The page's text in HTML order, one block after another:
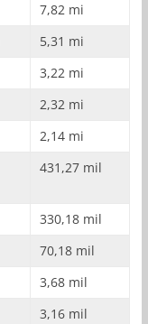
7,82 mi
5,31 mi
3,22 mi
2,32 mi
2,14 mi
431,27 mil
330,18 mil
70,18 mil
3,68 mil
3,16 mil